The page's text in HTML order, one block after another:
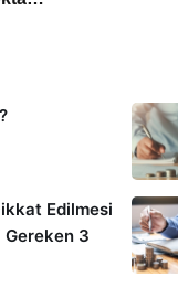
Edilmesi
Gereken 3